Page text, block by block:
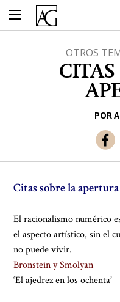
contenido
OTROS
CITAS
POR
Citas sobre la apertura
El racionalismo numérico
el aspecto artístico, sin el
no puede vivir.
Bronstein y Smolyan
‘El ajedrez en los ochenta’